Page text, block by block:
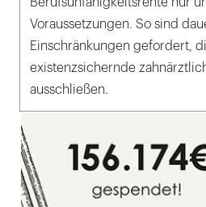
Berufsunfähigkeitsrente nur
Voraussetzungen. So sind
Einschränkungen gefordert,
existenzsichernde
ausschließen.